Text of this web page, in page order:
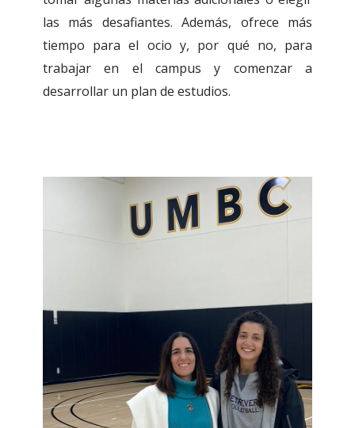
las más desafiantes. Además, ofrece más
tiempo para el ocio y, por qué no, para
trabajar en el campus y comenzar a
desarrollar un plan de estudios.